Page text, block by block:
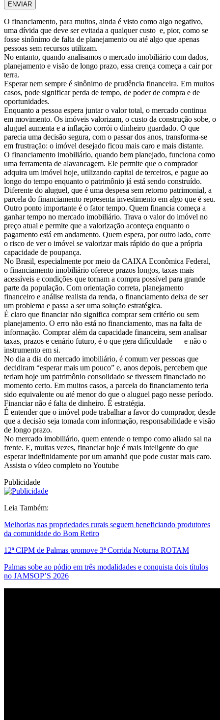
ENVIAR
O financiamento, para muitos, ainda é visto como algo negativo,
uma dívida que deve ser evitada a qualquer custo e, pior, como se
fosse sinônimo de falta de planejamento ou até algo que apenas
pessoas sem recursos utilizam.
No entanto, quando analisamos o mercado imobiliário com dados,
planejamento e visão de longo prazo, essa crença começa a cair por
terra.
Esperar nem sempre é sinônimo de prudência financeira. Em muitos
casos, pode significar perda de tempo, de poder de compra e de
oportunidades.
Enquanto a pessoa espera juntar o valor total, o mercado continua
em movimento. Os imóveis valorizam, o custo da construção sobe, o
aluguel aumenta e a inflação corrói o dinheiro guardado. O que
parecia uma decisão segura, com o passar dos anos, transforma-se
em frustração: o imóvel desejado ficou mais caro e mais distante.
O financiamento imobiliário, quando bem planejado, funciona como
uma ferramenta de alavancagem. Ele permite que o comprador
adquira um imóvel hoje, utilizando capital de terceiros, e pague ao
longo do tempo enquanto o patrimônio já está sendo construído.
Diferente do aluguel, que é uma despesa sem retorno patrimonial, a
parcela do financiamento representa investimento em algo que é seu.
Outro ponto importante é o fator tempo. Quem financia começa a
ganhar tempo no mercado imobiliário. Trava o valor do imóvel no
preço atual e permite que a valorização aconteça enquanto o
pagamento está em andamento. Quem espera, por outro lado, corre
o risco de ver o imóvel se valorizar mais rápido do que a própria
capacidade de poupança.
No Brasil, especialmente por meio da CAIXA Econômica Federal,
o financiamento imobiliário oferece prazos longos, taxas mais
acessíveis e condições que tornam a compra possível para grande
parte da população. Com orientação correta, planejamento
financeiro e análise realista da renda, o financiamento deixa de ser
um problema e passa a ser uma solução estratégica.
É claro que financiar não significa comprar sem critério ou sem
planejamento. O erro não está no financiamento, mas na falta de
informação. Comprar além da capacidade financeira, sem analisar
taxas, prazos e cenário futuro, é o que gera dificuldade — e não o
instrumento em si.
No dia a dia do mercado imobiliário, é comum ver pessoas que
decidiram “esperar mais um pouco” e, anos depois, percebem que
teriam hoje um patrimônio consolidado se tivessem financiado no
momento certo. Em muitos casos, a parcela do financiamento teria
sido equivalente ou até menor do que o aluguel pago nesse período.
Financiar não é falta de dinheiro. É estratégia.
É entender que o imóvel pode trabalhar a favor do comprador, desde
que a decisão seja tomada com informação, responsabilidade e visão
de longo prazo.
No mercado imobiliário, quem entende o tempo como aliado sai na
frente. E, muitas vezes, financiar hoje é mais inteligente do que
esperar indefinidamente por um amanhã que pode custar mais caro.
Assista o vídeo completo no Youtube
Publicidade
Leia Também:
Melhorias nas propriedades rurais seguem beneficiando produtores
da comunidade do Bom Retiro
12ª CIPM de Palmas promove 3ª Corrida Noturna ROTAM
Palmas sobe ao pódio em três modalidades e conquista dois títulos
no JAMSOP’S 2026